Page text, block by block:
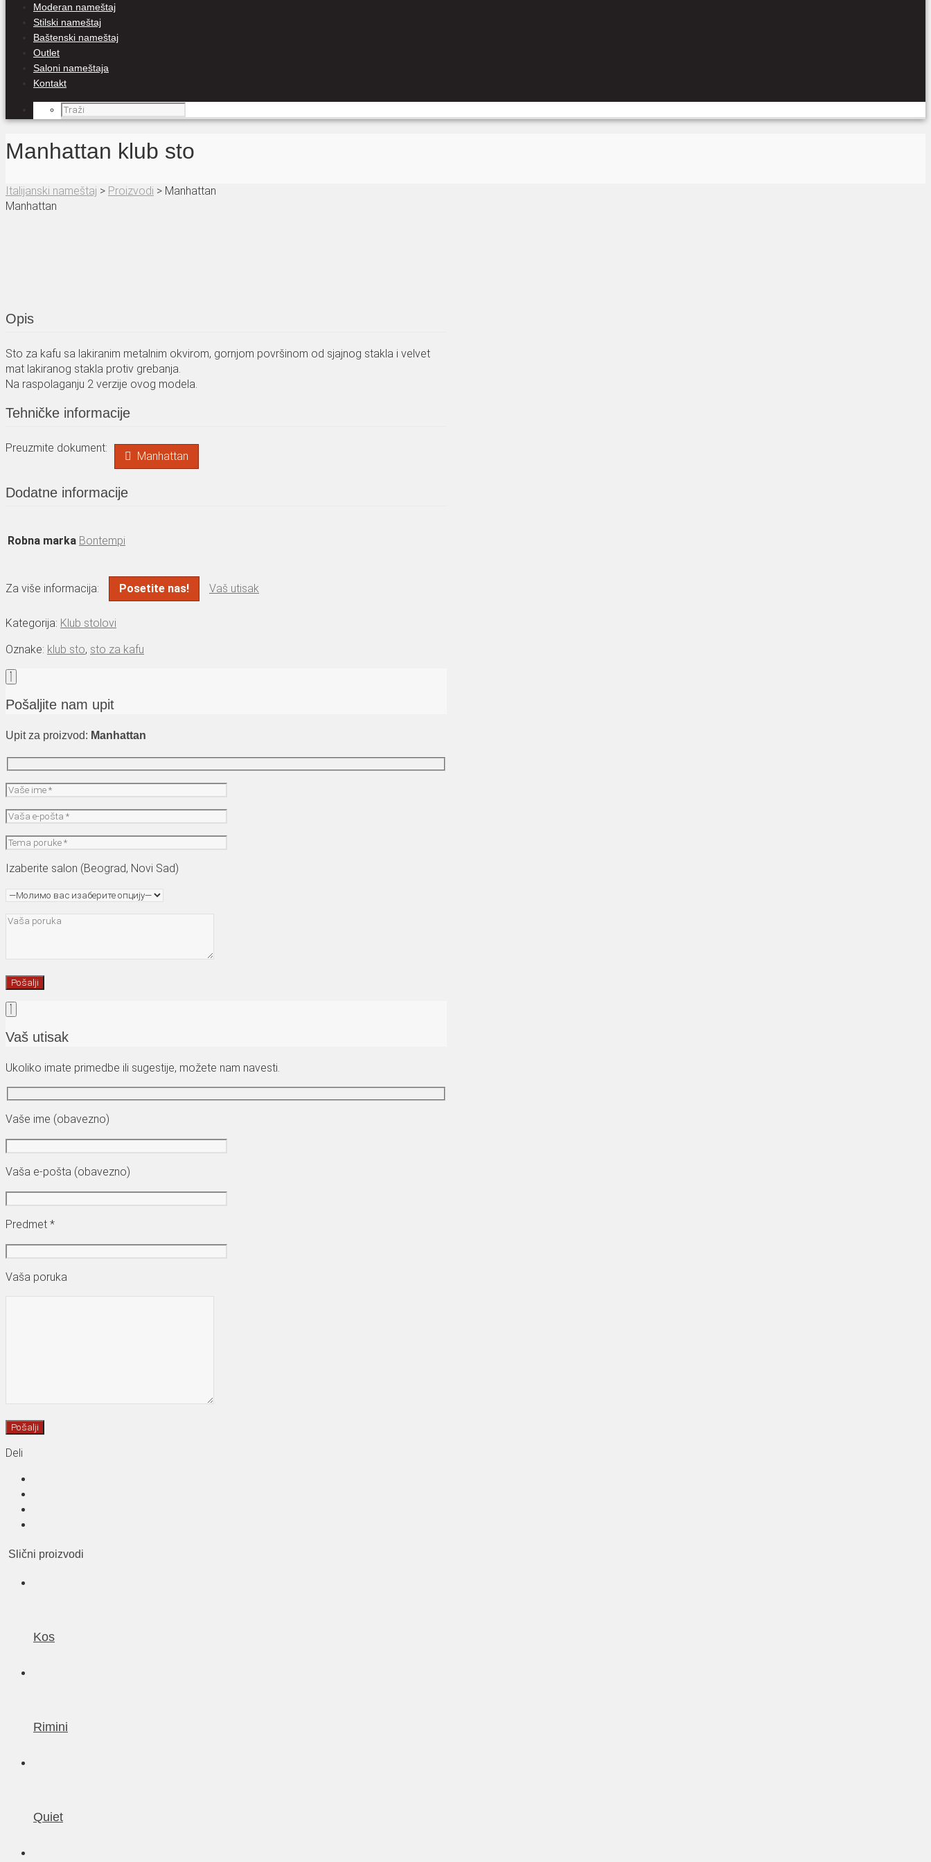
Moderan nameštaj
Stilski nameštaj
Baštenski nameštaj
Outlet
Saloni nameštaja
Kontakt
Manhattan klub sto
Italijanski nameštaj > Proizvodi > Manhattan
Manhattan
Opis
Sto za kafu sa lakiranim metalnim okvirom, gornjom površinom od sjajnog stakla i velvet
mat lakiranog stakla protiv grebanja.
Na raspolaganju 2 verzije ovog modela.
Tehničke informacije
Preuzmite dokument:
Manhattan
Dodatne informacije
Robna marka Bontempi
Za više informacija: Posetite nas! Vaš utisak
Kategorija: Klub stolovi
Oznake: klub sto, sto za kafu
Pošaljite nam upit
Upit za proizvod: Manhattan
Izaberite salon (Beograd, Novi Sad)
Vaš utisak
Ukoliko imate primedbe ili sugestije, možete nam navesti.
Vaše ime (obavezno)
Vaša e-pošta (obavezno)
Predmet *
Vaša poruka
Deli
Slični proizvodi
Kos
Rimini
Quiet